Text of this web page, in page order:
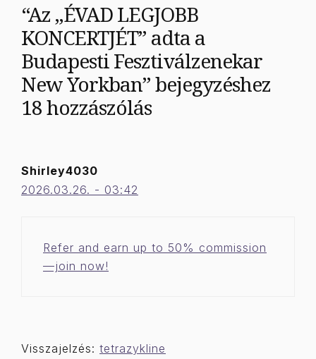
“Az „ÉVAD LEGJOBB
KONCERTJÉT” adta a
Budapesti Fesztiválzenekar
New Yorkban” bejegyzéshez
18 hozzászólás
Shirley4030
2026.03.26. - 03:42
Refer and earn up to 50% commission
—join now!
Visszajelzés: tetrazykline